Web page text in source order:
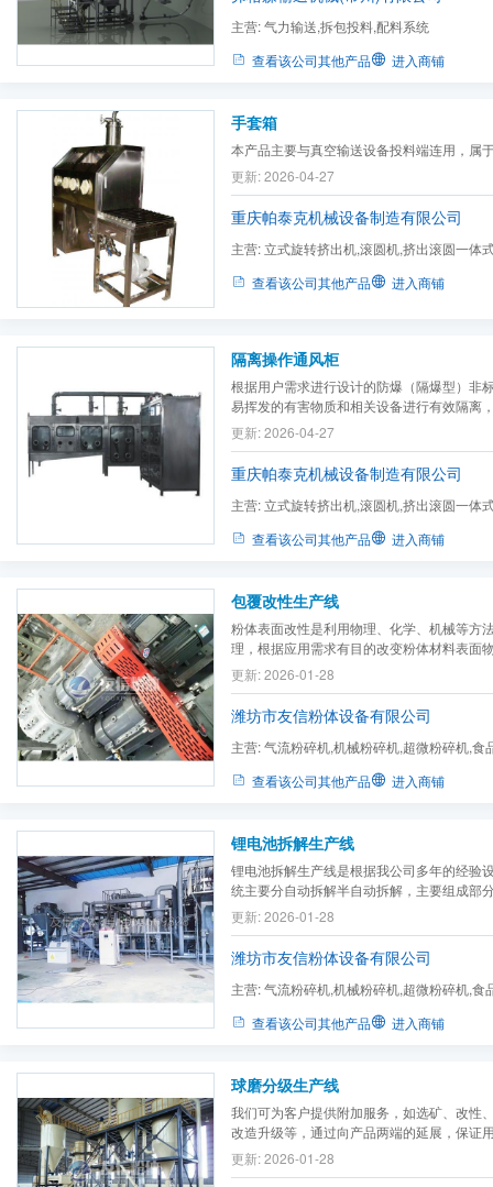
主营:气力输送,拆包投料,配料系统
查看该公司其他产品
进入商铺
手套箱
本产品主要与真空输送设备投料端连用，属
更新: 2026-04-27
重庆帕泰克机械设备制造有限公司
主营: 立式旋转挤出机,滚圆机,挤出滚圆一体
查看该公司其他产品 进入商铺
隔离操作通风柜
根据用户需求进行设计的防爆（隔爆型）非
易挥发的有害物质和相关设备进行有效隔离
工况下将有害物质抽到指定之处，操作者通
专用橡胶手套箱内部设备及阀门等进行操作
作、易观察、易检修、易维护和在位清洗等
更新: 2026-04-27
重庆帕泰克机械设备制造有限公司
主营: 立式旋转挤出机,滚圆机,挤出滚圆一体
查看该公司其他产品 进入商铺
包覆改性生产线
粉体表面改性是利用物理、化学、机械等方
理，根据应用需求有目的改变粉体材料表面
足现代新材料、新工艺和新技术的发展。物
性机内，预热后的改性药剂经计量泵喷雾加
料经均匀打散分散后与雾化的药剂相互混合
更新: 2026-01-28
潍坊市友信粉体设备有限公司
主营:气流粉碎机,机械粉碎机,超微粉碎机,食
查看该公司其他产品 进入商铺
锂电池拆解生产线
锂电池拆解生产线是根据我公司多年的经验
统主要分自动拆解半自动拆解，主要组成部
统、 喂料系统、 拆解系统、放电系统 、分
分选系统、 脉冲式除尘器、集中收集系统
器）
更新: 2026-01-28
潍坊市友信粉体设备有限公司
主营:气流粉碎机,机械粉碎机,超微粉碎机,食
查看该公司其他产品 进入商铺
球磨分级生产线
我们可为客户提供附加服务，如选矿、改性
改造升级等，通过向产品两端的延展，保证
更新: 2026-01-28